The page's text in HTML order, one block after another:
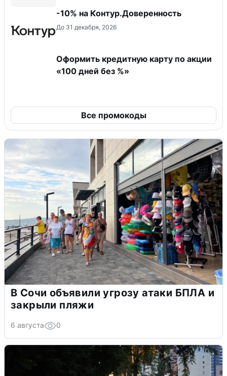
-10% на Контур.Доверенность
До 31 декабря, 2026
Оформить кредитную карту по акции
«100 дней без %»
Все промокоды
В Сочи объявили угрозу атаки БПЛА и
закрыли пляжи
6 августа 0